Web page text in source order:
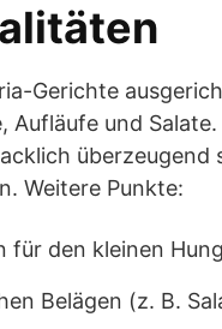
Gerichte
Aufläufe und
Weitere Punkte:
für den kleinen
Belägen (z. B.